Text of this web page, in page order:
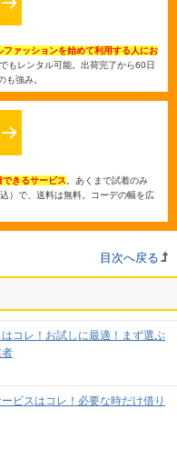
ファッションを始めて利用する人にお
もレンタル可能。出荷完了から60日
も強み。
きるサービス 。あくまで試着のみ
）で、送料は無料。コーデの幅を広
目次へ戻る
コレ！お試しに最適！まず選ぶ
ビスはコレ！必要な時だけ借り